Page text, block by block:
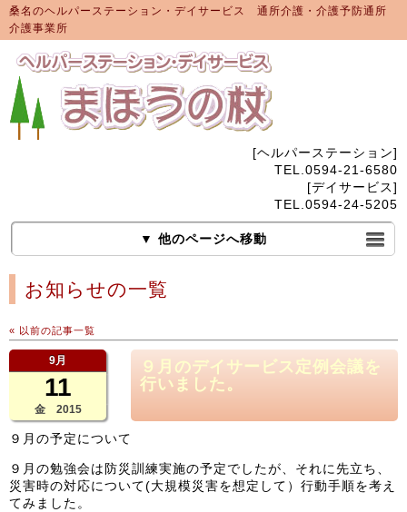
桑名のヘルパーステーション・デイサービス 通所介護・介護予防通所
介護事業所
[ヘルパーステーション]
TEL.0594-21-6580
[デイサービス]
TEL.0594-24-5205
▼ 他のページへ移動
お知らせの一覧
« 以前の記事一覧
9月
11
金 2015
９月のデイサービス定例会議を
行いました。
９月の予定について
９月の勉強会は防災訓練実施の予定でしたが、それに先立ち、
災害時の対応について(大規模災害を想定して）行動手順を考え
てみました。